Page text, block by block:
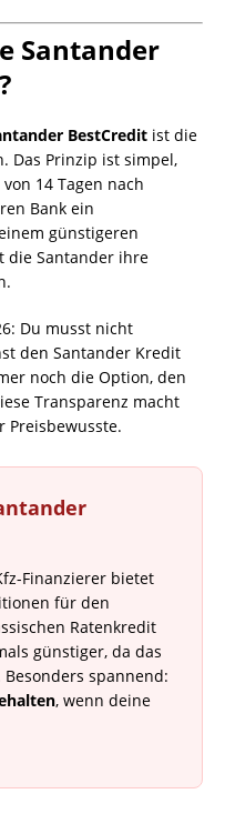
Santander
BestCredit ist die
Das Prinzip ist simpel,
14 Tagen nach
Bank ein
günstigeren
die Santander ihre
Du musst nicht
den Santander Kredit
noch die Option, den
Transparenz macht
Preisbewusste.
Finanzierer bietet
für den
Ratenkredit
günstiger, da das
spannend:
, wenn deine